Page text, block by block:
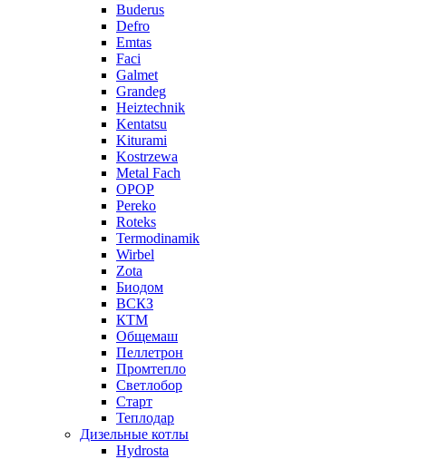
Buderus
Defro
Emtas
Faci
Galmet
Grandeg
Heiztechnik
Kentatsu
Kiturami
Kostrzewa
Metal Fach
OPOP
Pereko
Roteks
Termodinamik
Wirbel
Zota
Биодом
ВСКЗ
КТМ
Общемаш
Пеллетрон
Промтепло
Светлобор
Старт
Теплодар
Дизельные котлы
Hydrosta